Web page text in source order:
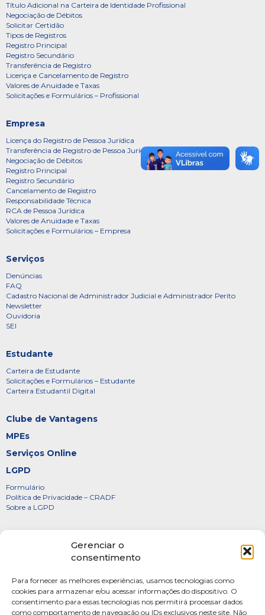
Gerenciar o
consentimento
Para fornecer as melhores experiências, usamos tecnologias como
cookies para armazenar e/ou acessar informações do dispositivo. O
consentimento para essas tecnologias nos permitirá processar dados
como comportamento de navegação ou IDs exclusivos neste site. Não
Título Adicional na Carteira de Identidade Profissional
Negociação de Débitos
Solicitar Certidão
Tipos de Registros
Registro Principal
Registro Secundário
Transferência de Registro
Licença e Cancelamento de Registro
Valores de Anuidade e Taxas
Solicitações e Formulários – Profissional
Empresa
Licença do Registro de Pessoa Jurídica
Transferência de Registro de Pessoa Jurídica
Negociação de Débitos
Registro Principal
Registro Secundário
Cancelamento de Registro
Responsabilidade Técnica
RCA de Pessoa Jurídica
Valores de Anuidade e Taxas
Solicitações e Formulários – Empresa
Serviços
Denúncias
FAQ
Cadastro Nacional de Administrador Judicial e Administrador Perito
Newsletter
Ouvidoria
SEI
Estudante
Carteira de Estudante
Solicitações e Formulários – Estudante
Carteira Estudantil Digital
Clube de Vantagens
MPEs
Serviços Online
LGPD
Formulário
Política de Privacidade – CRADF
Sobre a LGPD
Diretoria
FOTOS